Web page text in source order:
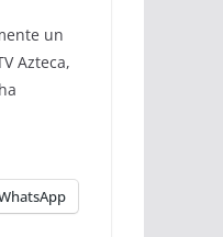
un
Azteca,